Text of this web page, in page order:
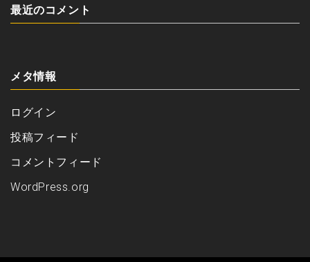
最近のコメント
メタ情報
ログイン
投稿フィード
コメントフィード
WordPress.org